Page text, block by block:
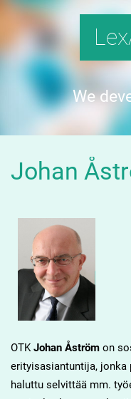
We
Johan
OTKJohan Åström on
erityisasiantuntija, jonka
haluttu selvittää mm.